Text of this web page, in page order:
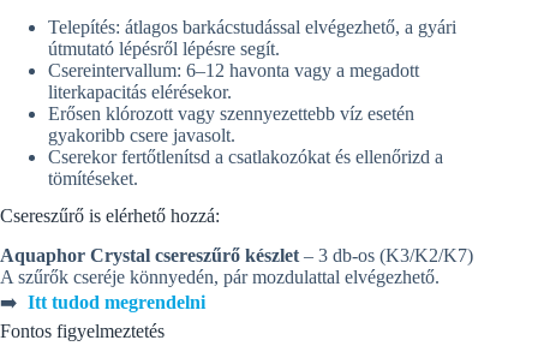
Telepítés: átlagos barkácstudással elvégezhető, a gyári
útmutató lépésről lépésre segít.
Csereintervallum: 6–12 havonta vagy a megadott
literkapacitás elérésekor.
Erősen klórozott vagy szennyezettebb víz esetén
gyakoribb csere javasolt.
Cserekor fertőtlenítsd a csatlakozókat és ellenőrizd a
tömítéseket.
Csereszűrő is elérhető hozzá:
Aquaphor Crystal csereszűrő készlet – 3 db-os (K3/K2/K7)
A szűrők cseréje könnyedén, pár mozdulattal elvégezhető.
➡️ Itt tudod megrendelni
Fontos figyelmeztetés